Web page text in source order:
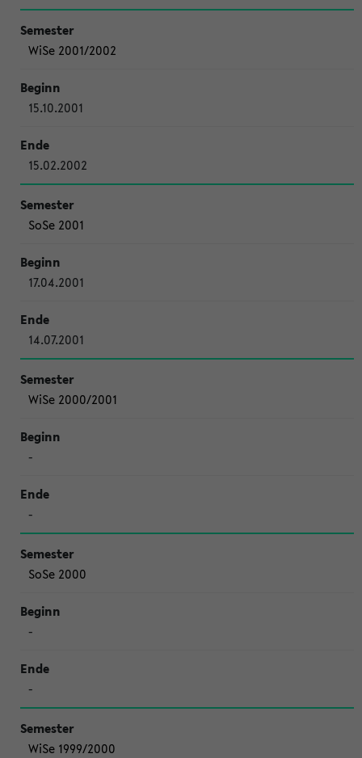
WiSe 2001/2002
15.10.2001
15.02.2002
SoSe 2001
17.04.2001
14.07.2001
WiSe 2000/2001
-
-
SoSe 2000
-
-
WiSe 1999/2000